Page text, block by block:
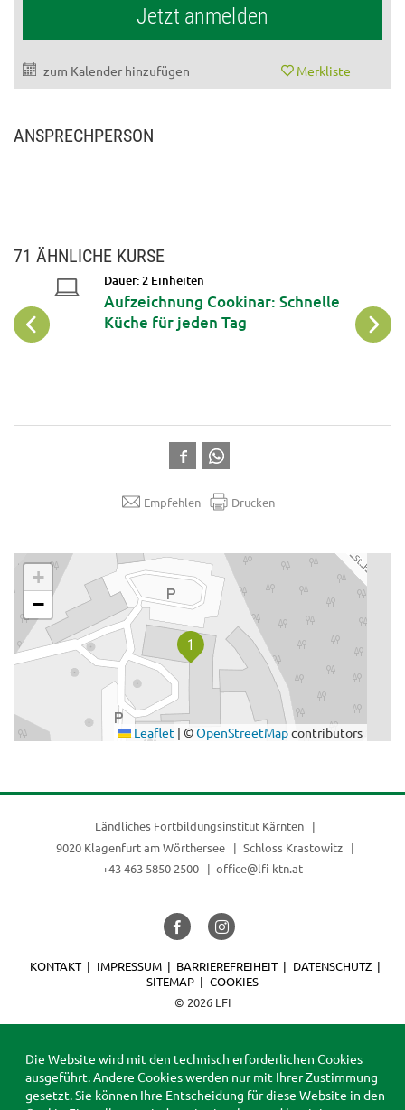
Jetzt anmelden
zum Kalender hinzufügen Merkliste
ANSPRECHPERSON
71 ÄHNLICHE KURSE
Dauer: 2 Einheiten
Aufzeichnung Cookinar: Schnelle
Küche für jeden Tag
Empfehlen Drucken
+
−
Leaflet | ©OpenStreetMapcontributors
Ländliches Fortbildungsinstitut Kärnten
9020 Klagenfurt am Wörthersee
Schloss Krastowitz
+43 463 5850 2500
office@lfi-ktn.at
© 2026 LFI
KONTAKT IMPRESSUM BARRIEREFREIHEIT
DATENSCHUTZ
SITEMAP
COOKIES
Die Website wird mit den technisch erforderlichen Cookies
ausgeführt. Andere Cookies werden nur mit Ihrer Zustimmung
gesetzt. Sie können Ihre Entscheidung für diese Website in den